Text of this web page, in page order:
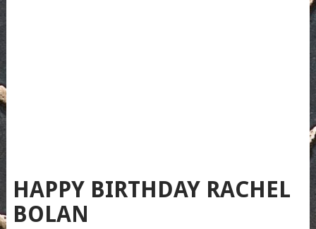
HAPPY BIRTHDAY RACHEL
BOLAN